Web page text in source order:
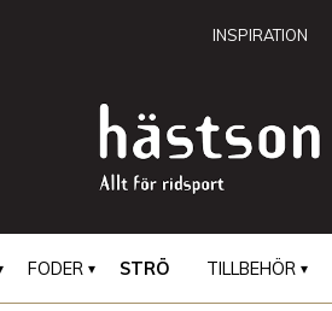
INSPIRATION
FODER STRÖ TILLBEHÖR